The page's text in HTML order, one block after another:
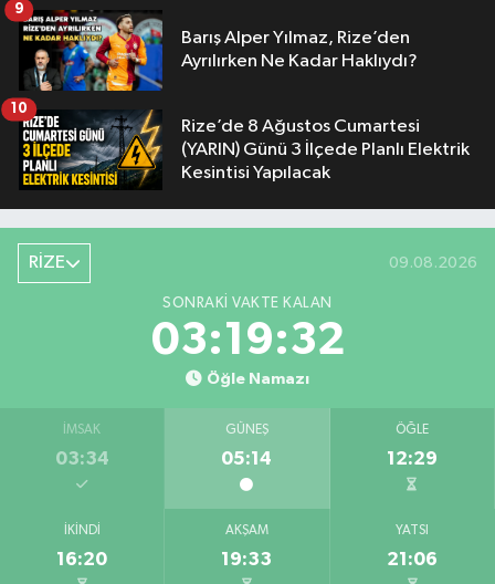
Barış Alper Yılmaz, Rize’den
Ayrılırken Ne Kadar Haklıydı?
9
Rize’de 8 Ağustos Cumartesi
(YARIN) Günü 3 İlçede Planlı Elektrik
Kesintisi Yapılacak
10
RİZE 09.08.2026
SONRAKI VAKTE KALAN
03:19:31
Öğle Namazı
İMSAK
03:34
GÜNEŞ
05:14
ÖĞLE
12:29
İKINDI
16:20
AKŞAM
19:33
YATSI
21:06